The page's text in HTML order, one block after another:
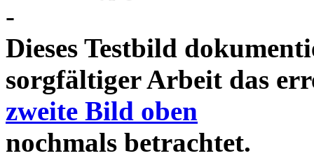
-
Dieses Testbild
sorgfältiger Arbeit das
zweite Bild oben
nochmals